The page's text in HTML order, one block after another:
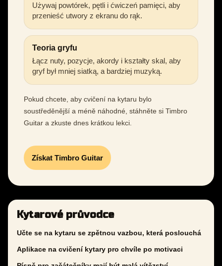
Używaj powtórek, pętli i ćwiczeń pamięci, aby
przenieść utwory z ekranu do rąk.
Teoria gryfu
Łącz nuty, pozycje, akordy i kształty skal, aby
gryf był mniej siatką, a bardziej muzyką.
Pokud chcete, aby cvičení na kytaru bylo
soustředěnější a méně náhodné, stáhněte si Timbro
Guitar a zkuste dnes krátkou lekci.
Získat Timbro Guitar
Kytarové průvodce
Učte se na kytaru se zpětnou vazbou, která poslouchá
Aplikace na cvičení kytary pro chvíle po motivaci